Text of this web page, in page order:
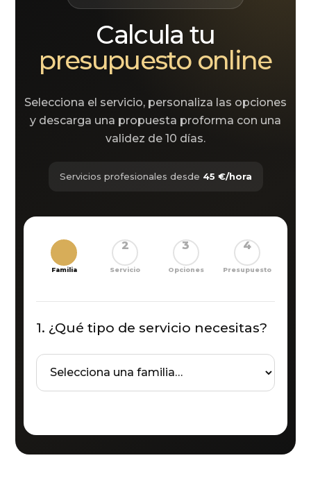
Calcula tu
presupuesto online
Selecciona el servicio, personaliza las opciones
y descarga una propuesta proforma con una
validez de 10 días.
Servicios profesionales desde 45 €/hora
Familia
2
Servicio
3
Opciones
4
Presupuesto
1. ¿Qué tipo de servicio necesitas?